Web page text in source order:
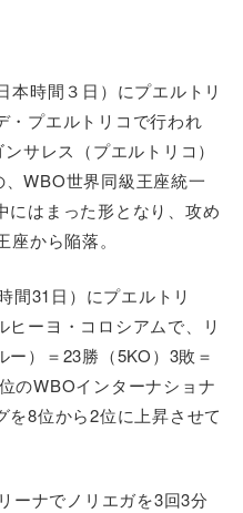
本時間３日）にプエルトリ
・プエルトリコで行われ
サレス（プエルトリコ）
WBO世界同級王座統一
にはまった形となり、攻め
から陥落。
間31日）にプエルトリ
ヒーヨ・コロシアムで、リ
ー）＝23勝（5KO）3敗＝
のWBOインターナショナ
を8位から2位に上昇させて
ーナでノリエガを3回3分